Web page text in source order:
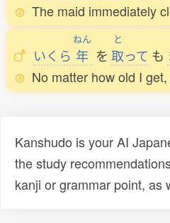
The maid immediately
いくら
ねん
年 を
と
取って も
No matter how old I
Kanshudo is your AI
the study
kanji or grammar point, as